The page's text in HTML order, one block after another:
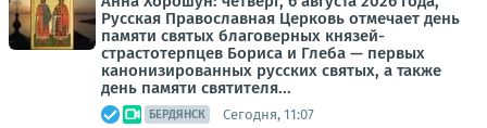
Русская Православная Церковь отмечает день
памяти святых благоверных князей-
страстотерпцев Бориса и Глеба — первых
канонизированных русских святых, а также
день памяти святителя...
БЕРДЯНСК Сегодня, 11:07